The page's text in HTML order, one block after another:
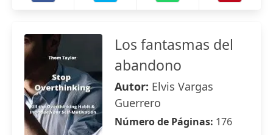
Los fantasmas del
abandono
Autor: Elvis Vargas
Guerrero
Número de Páginas: 176